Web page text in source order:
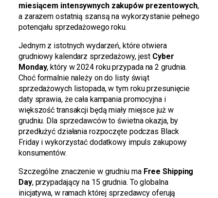
miesiącem intensywnych zakupów prezentowych,
a zarazem ostatnią szansą na wykorzystanie pełnego
potencjału sprzedażowego roku.
Jednym z istotnych wydarzeń, które otwiera
grudniowy kalendarz sprzedażowy, jest Cyber
Monday, który w 2024 roku przypada na 2 grudnia.
Choć formalnie należy on do listy świąt
sprzedażowych listopada, w tym roku przesunięcie
daty sprawia, że cała kampania promocyjna i
większość transakcji będą miały miejsce już w
grudniu. Dla sprzedawców to świetna okazja, by
przedłużyć działania rozpoczęte podczas Black
Friday i wykorzystać dodatkowy impuls zakupowy
konsumentów.
Szczególne znaczenie w grudniu ma Free Shipping
Day, przypadający na 15 grudnia. To globalna
inicjatywa, w ramach której sprzedawcy oferują